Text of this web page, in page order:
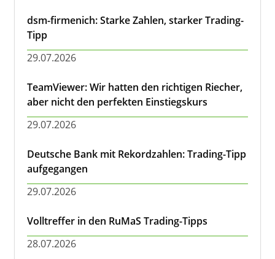
dsm-firmenich: Starke Zahlen, starker Trading-
Tipp
29.07.2026
TeamViewer: Wir hatten den richtigen Riecher,
aber nicht den perfekten Einstiegskurs
29.07.2026
Deutsche Bank mit Rekordzahlen: Trading-Tipp
aufgegangen
29.07.2026
Volltreffer in den RuMaS Trading-Tipps
28.07.2026